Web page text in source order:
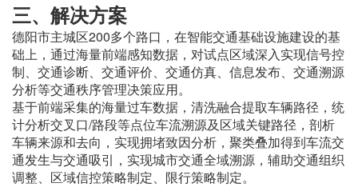
三、解决方案
德阳市主城区200多个路口，在智能交通基础设施建设的基
础上，通过海量前端感知数据，对试点区域深入实现信号控
制、交通诊断、交通评价、交通仿真、信息发布、交通溯源
分析等交通秩序管理决策应用。
基于前端采集的海量过车数据，清洗融合提取车辆路径，统
计分析交叉口/路段等点位车流溯源及区域关键路径，剖析
车辆来源和去向，实现拥堵致因分析，聚类叠加得到车流交
通发生与交通吸引，实现城市交通全域溯源，辅助交通组织
调整、区域信控策略制定、限行策略制定。